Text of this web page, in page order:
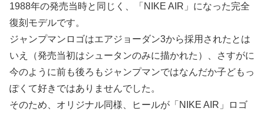
1988年の発売当時と同じく、「NIKE AIR」になった完全
復刻モデルです。
ジャンプマンロゴはエアジョーダン3から採用されたとは
いえ（発売当初はシュータンのみに描かれた）、さすがに
今のように前も後ろもジャンプマンではなんだか子どもっ
ぽくて好きではありませんでした。
そのため、オリジナル同様、ヒールが「NIKE AIR」ロゴ